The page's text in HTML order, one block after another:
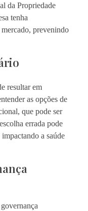
da Propriedade
tenha
prevenindo
resultar em
as opções de
que pode ser
errada pode
a saúde